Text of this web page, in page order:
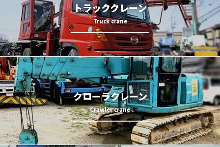
トラッククレーン
クローラクレーン